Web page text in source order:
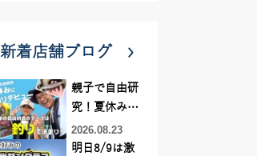
新着店舗ブログ
親子で自由研
究！夏休みに
釣りデビュー
2026.08.23
明日8/9は激